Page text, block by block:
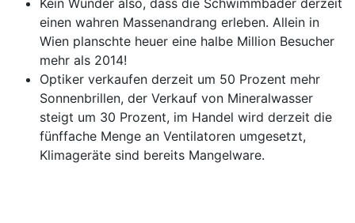
Kein Wunder also, dass die Schwimmbäder derzeit
einen wahren Massenandrang erleben. Allein in
Wien planschte heuer eine halbe Million Besucher
mehr als 2014!
Optiker verkaufen derzeit um 50 Prozent mehr
Sonnenbrillen, der Verkauf von Mineralwasser
steigt um 30 Prozent, im Handel wird derzeit die
fünffache Menge an Ventilatoren umgesetzt,
Klimageräte sind bereits Mangelware.